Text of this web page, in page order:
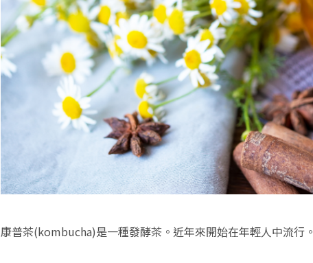
康普茶(kombucha)是一種發酵茶。近年來開始在年輕人中流行。